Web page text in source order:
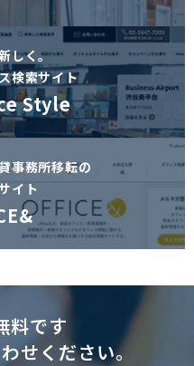
しく。
検索サイト
Style
事務所移転の
イト
料です
せください。